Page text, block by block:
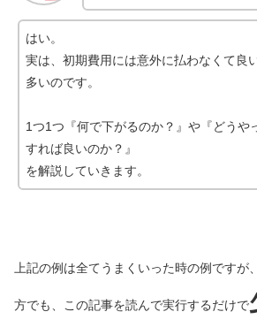
はい。
実は、初期費用には意外に払わなくて良
多いのです。
1つ1つ『何で下がるのか？』や『どうや
すれば良いのか？』
を解説していきます。
上記の例は全てうまくいった時の例ですが
方でも、この記事を読んで実行するだけで